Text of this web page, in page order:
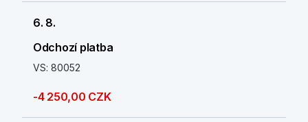
6. 8.
Odchozí platba
VS: 80052
-4 250,00 CZK